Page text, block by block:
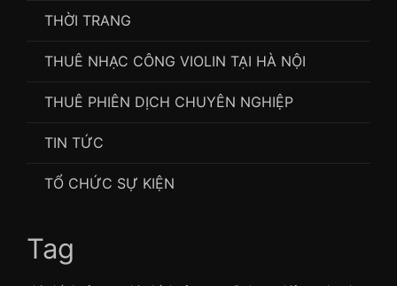
THỜI TRANG
THUÊ NHẠC CÔNG VIOLIN TẠI HÀ NỘI
THUÊ PHIÊN DỊCH CHUYÊN NGHIỆP
TIN TỨC
TỔ CHỨC SỰ KIỆN
Tag